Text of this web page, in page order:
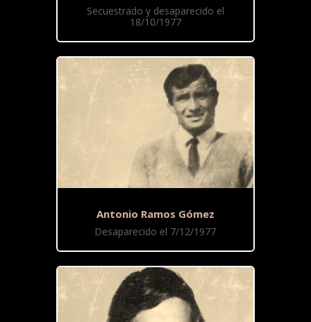
Secuestrado y desaparecido el
18/10/1977
Antonio Ramos Gómez
Desaparecido el 7/12/1977